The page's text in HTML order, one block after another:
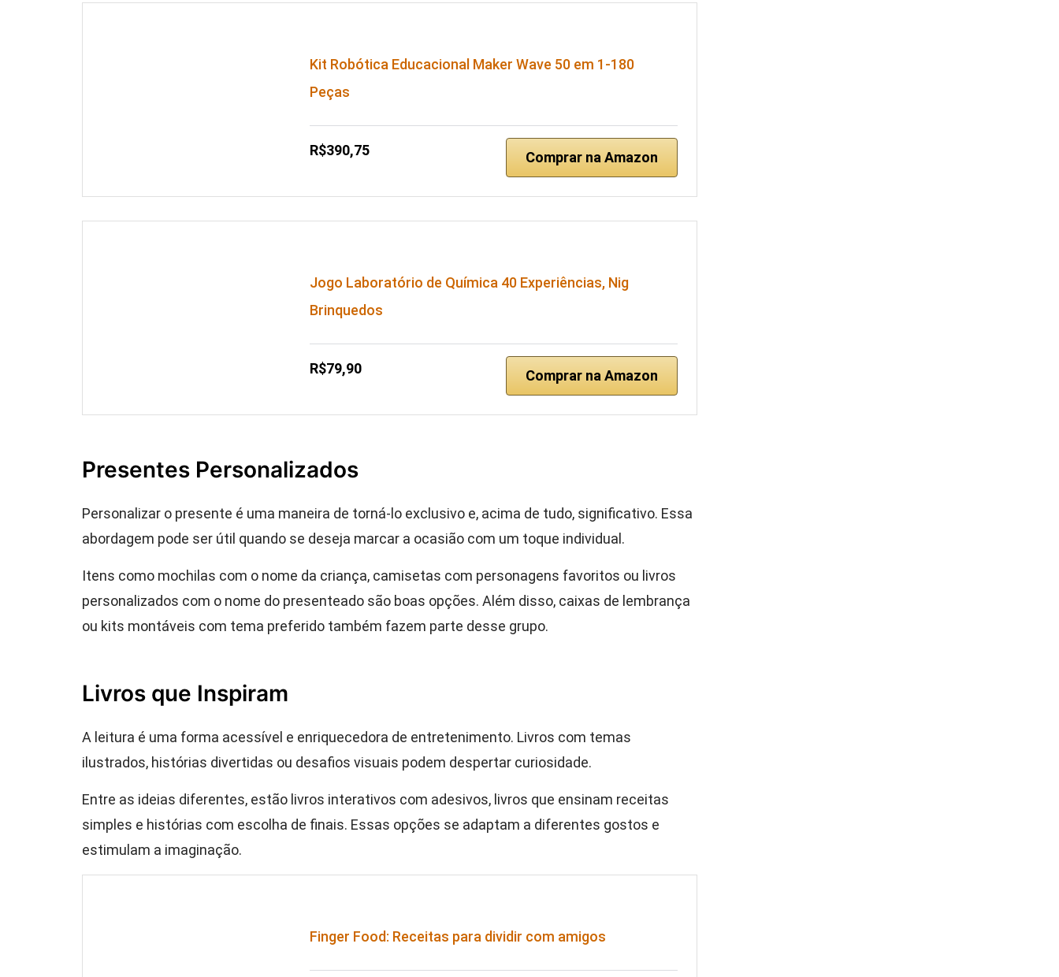
Kit Robótica Educacional Maker Wave 50 em 1-180
Peças
R$390,75 Comprar na Amazon
Jogo Laboratório de Química 40 Experiências, Nig
Brinquedos
R$79,90 Comprar na Amazon
Presentes Personalizados
Personalizar o presente é uma maneira de torná-lo exclusivo e, acima de tudo, significativo. Essa
abordagem pode ser útil quando se deseja marcar a ocasião com um toque individual.
Itens como mochilas com o nome da criança, camisetas com personagens favoritos ou livros
personalizados com o nome do presenteado são boas opções. Além disso, caixas de lembrança
ou kits montáveis com tema preferido também fazem parte desse grupo.
Livros que Inspiram
A leitura é uma forma acessível e enriquecedora de entretenimento. Livros com temas
ilustrados, histórias divertidas ou desafios visuais podem despertar curiosidade.
Entre as ideias diferentes, estão livros interativos com adesivos, livros que ensinam receitas
simples e histórias com escolha de finais. Essas opções se adaptam a diferentes gostos e
estimulam a imaginação.
Finger Food: Receitas para dividir com amigos